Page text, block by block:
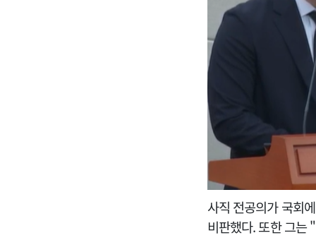
사직 전공의가 국회
비판했다. 또한 그는